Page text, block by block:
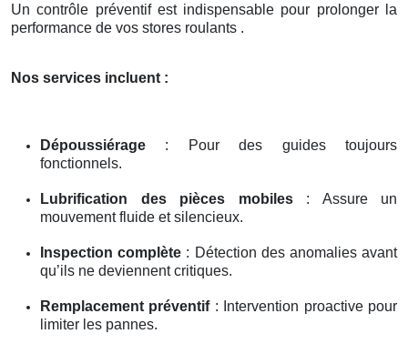
Un contrôle préventif est indispensable pour prolonger la
performance de vos stores roulants .
Nos services incluent :
Dépoussiérage : Pour des guides toujours
fonctionnels.
Lubrification des pièces mobiles: Assure un
mouvement fluide et silencieux.
Inspection complète : Détection des anomalies avant
qu’ils ne deviennent critiques.
Remplacement préventif: Intervention proactive pour
limiter les pannes.